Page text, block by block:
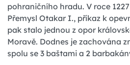
pohraničního hradu. V roce
Přemysl Otakar I., příkaz k
pak stalo jednou z opor
Moravě. Dodnes je zachována
spolu se 3 baštami a 2